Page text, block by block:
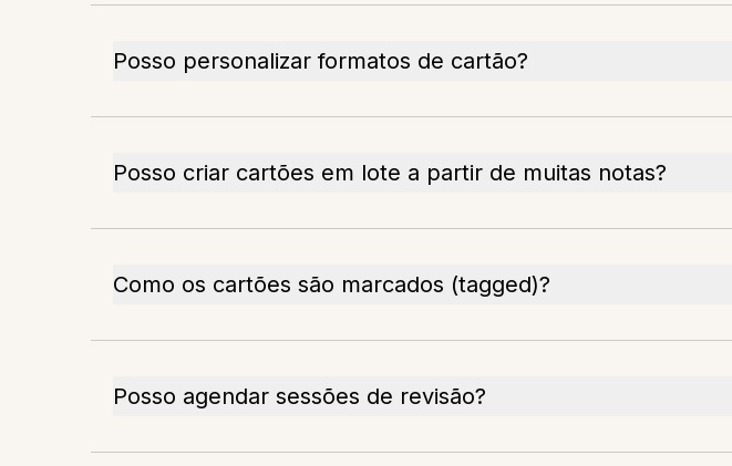
Posso personalizar formatos de cartão?
Posso criar cartões em lote a partir de muitas notas?
Como os cartões são marcados (tagged)?
Posso agendar sessões de revisão?